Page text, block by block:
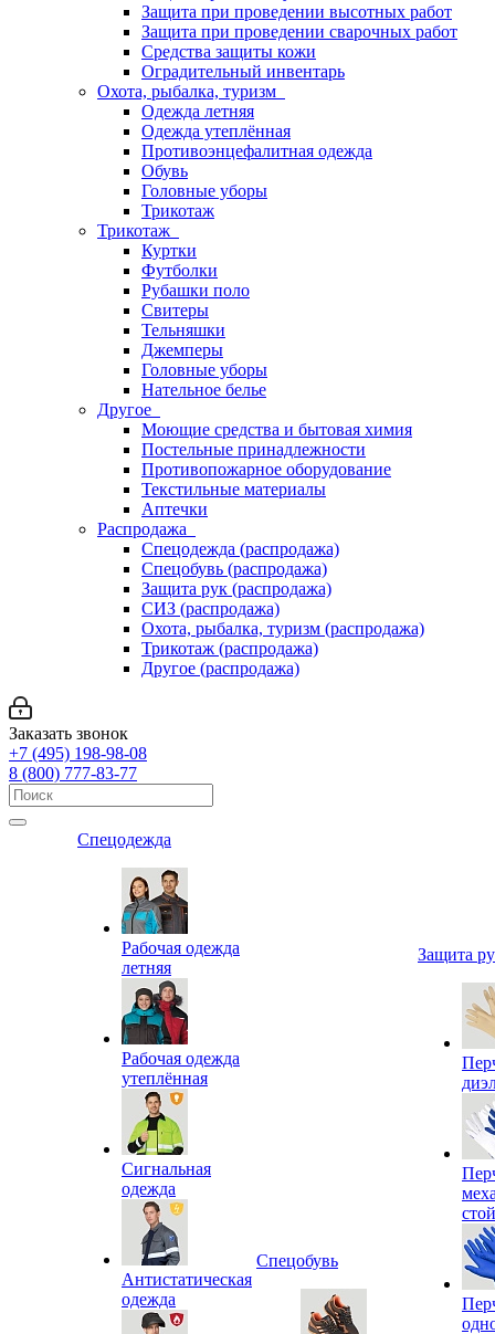
Защита при проведении высотных работ
Защита при проведении сварочных работ
Средства защиты кожи
Оградительный инвентарь
Охота, рыбалка, туризм
Одежда летняя
Одежда утеплённая
Противоэнцефалитная одежда
Обувь
Головные уборы
Трикотаж
Трикотаж
Куртки
Футболки
Рубашки поло
Свитеры
Тельняшки
Джемперы
Головные уборы
Нательное белье
Другое
Моющие средства и бытовая химия
Постельные принадлежности
Противопожарное оборудование
Текстильные материалы
Аптечки
Распродажа
Спецодежда (распродажа)
Спецобувь (распродажа)
Защита рук (распродажа)
СИЗ (распродажа)
Охота, рыбалка, туризм (распродажа)
Трикотаж (распродажа)
Другое (распродажа)
Заказать звонок
+7 (495) 198-98-08
8 (800) 777-83-77
Спецодежда
Рабочая одежда
летняя
Рабочая одежда
утеплённая
Сигнальная
одежда
Антистатическая
одежда
Спецобувь
Защита